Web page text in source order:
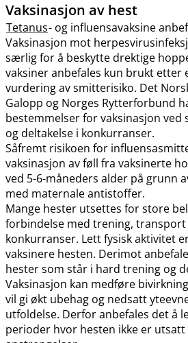
Vaksinasjon av hest
Tetanus- og influensavaksine
Vaksinasjon mot
særlig for å beskytte drektige
vaksiner anbefales kun brukt
vurdering av smitterisiko. Det
Galopp og Norges Rytterforbund
bestemmelser for vaksinasjon ved
og deltakelse i konkurranser.
Såfremt risikoen for
vaksinasjon av føll fra vaksinerte
ved 5-6-måneders alder på grunn
med maternale antistoffer.
Mange hester utsettes for store
forbindelse med trening, transport
konkurranser. Lett fysisk aktivitet
vaksinere hesten. Derimot
hester som står i hard trening og
Vaksinasjon kan medføre
vil gi økt ubehag og nedsatt
utfoldelse. Derfor anbefales det å
perioder hvor hesten ikke er